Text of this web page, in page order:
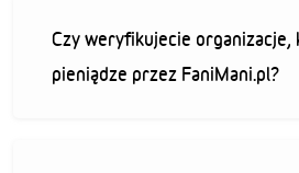
Czy weryfikujecie
pieniądze przez FaniMani.pl?